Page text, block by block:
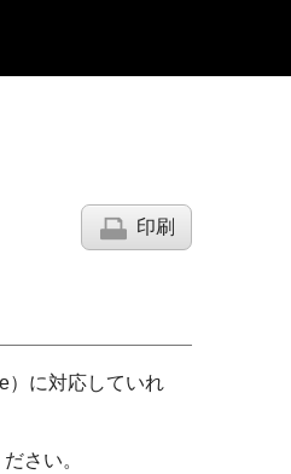
印刷
）に対応していれ
さい。